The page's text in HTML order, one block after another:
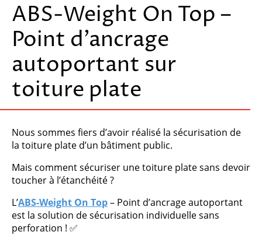
ABS-Weight On Top –
Point d’ancrage
autoportant sur
toiture plate
Nous sommes fiers d’avoir réalisé la sécurisation de
la toiture plate d’un bâtiment public.
Mais comment sécuriser une toiture plate sans devoir
toucher à l’étanchéité ?
L’ABS-Weight On Top– Point d’ancrage autoportant
est la solution de sécurisation individuelle sans
perforation ! ✅